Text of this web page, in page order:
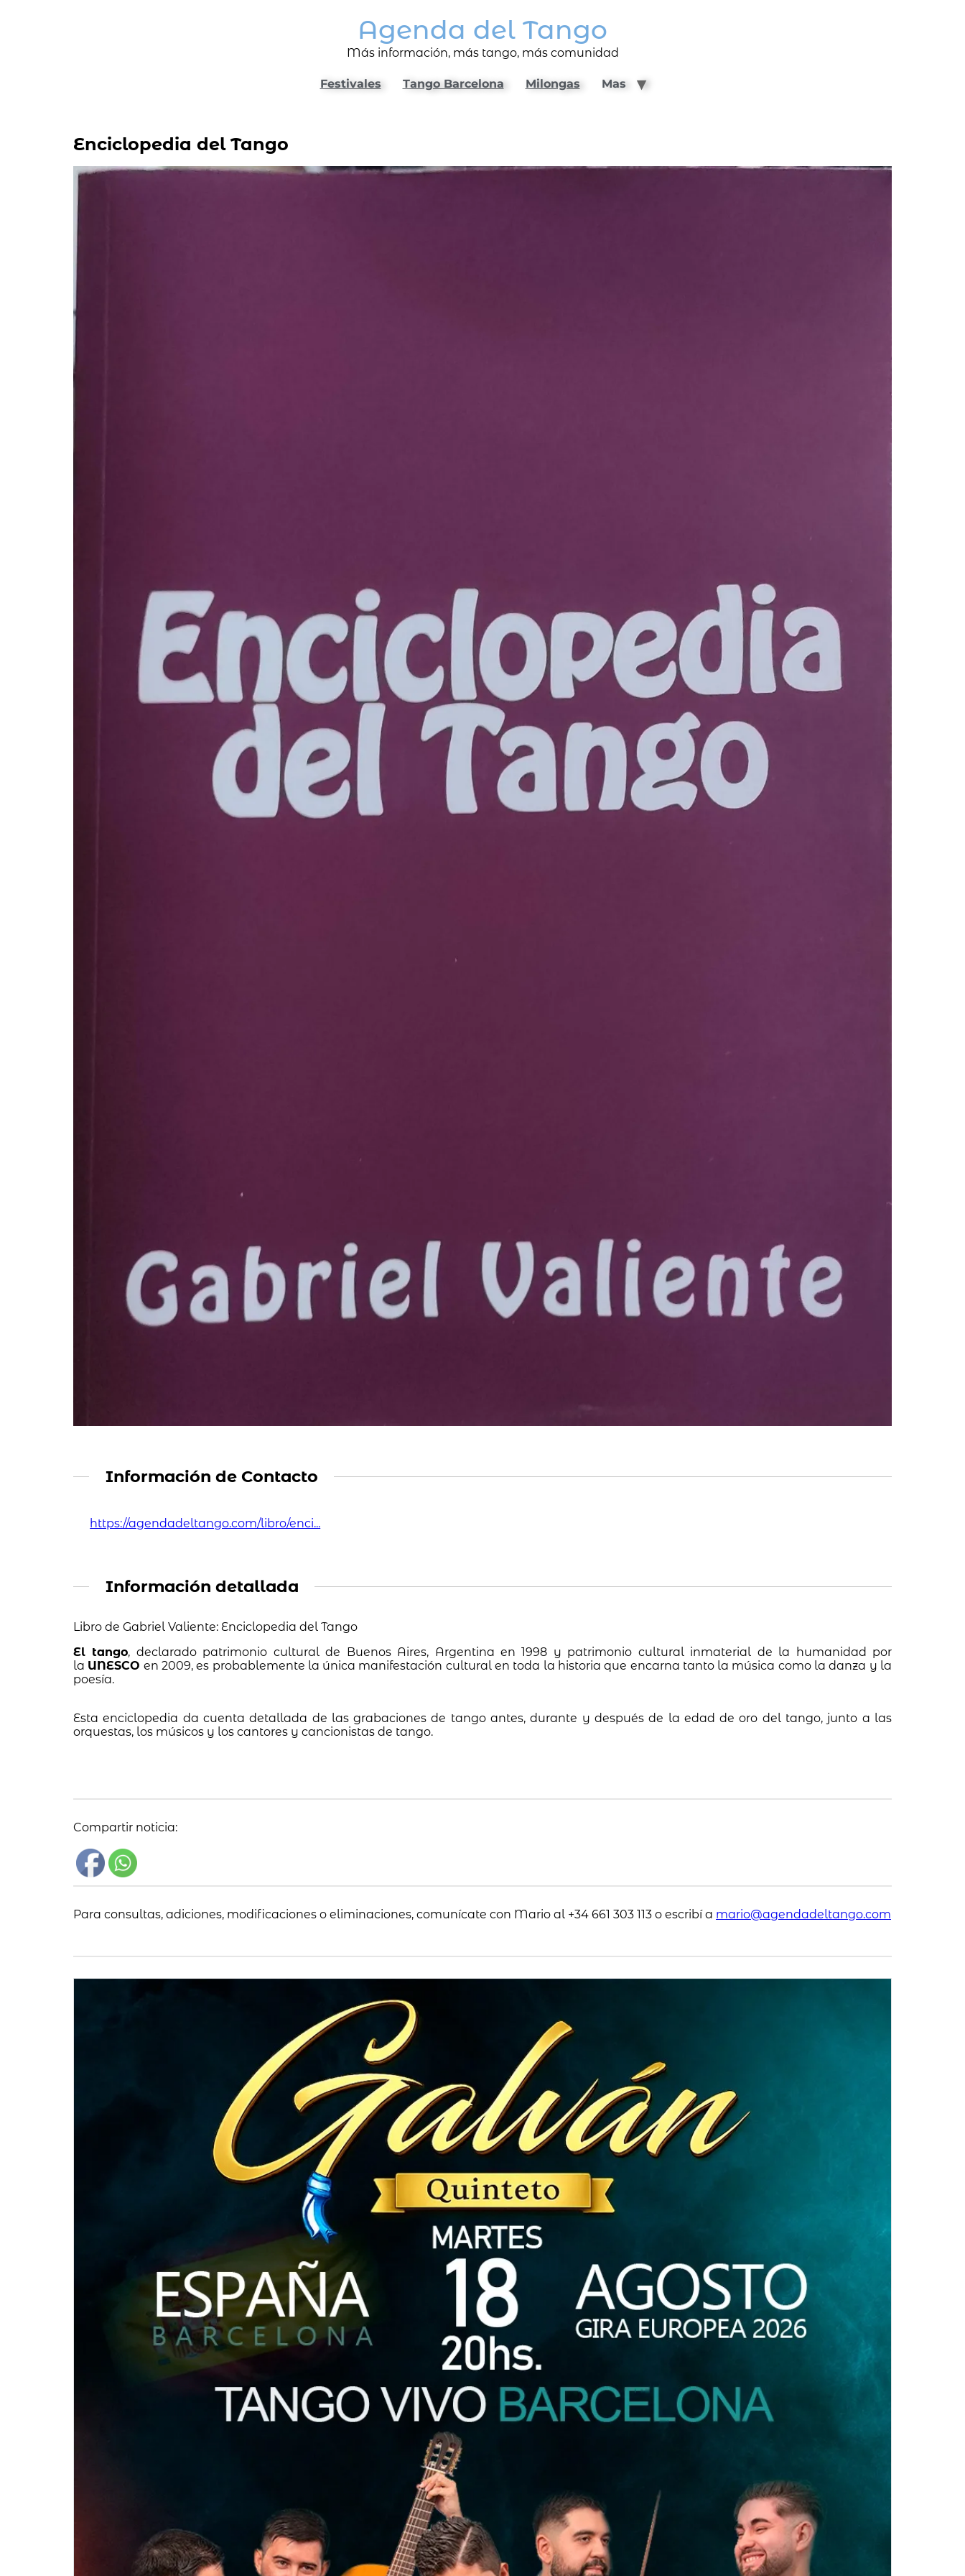
Agenda del Tango
Más información, más tango, más comunidad
Festivales Tango Barcelona Milongas Mas
Enciclopedia del Tango
Información de Contacto
https://agendadeltango.com/libro/enci...
Información detallada
Libro de Gabriel Valiente: Enciclopedia del Tango
El tango, declarado patrimonio cultural de Buenos Aires, Argentina en 1998 y patrimonio cultural inmaterial de la humanidad por
la UNESCO en 2009, es probablemente la única manifestación cultural en toda la historia que encarna tanto la música como la danza y la
poesía.
Esta enciclopedia da cuenta detallada de las grabaciones de tango antes, durante y después de la edad de oro del tango, junto a las
orquestas, los músicos y los cantores y cancionistas de tango.
Compartir noticia:
Para consultas, adiciones, modificaciones o eliminaciones, comunícate con Mario al +34 661 303 113 o escribí a mario@agendadeltango.com